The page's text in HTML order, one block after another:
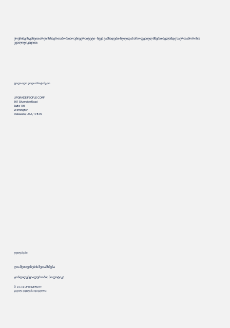
ქოუჩინგის განვითარების საერთაშორისო უნივერსიტეტი - ჩვენ ვამზადებთ ნულიდან პროფესიულ მწვრთნელამდე საერთაშორისო
კვალიფიკაციით.
ფილიალი დიდი ბრიტანეთი
UPGRADE PEOPLE CORP
501 Silverside Road
Suite 105
Wilmington
Delaware, USA, 19809
უფლებები
ღია შეთავაზების შეთანხმება
კონფიდენციალურობის პოლიტიკა
© 2024. UP.UNIVERSITY.
ყველა უფლება დაცულია